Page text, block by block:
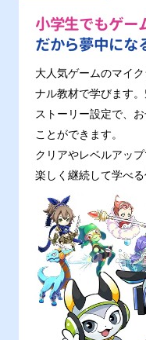
小学生でもゲー
だから夢中にな
大人気ゲームのマイ
ナル教材で学びます
ストーリー設定で、
ことができます。
クリアやレベルアッ
楽しく継続して学べ